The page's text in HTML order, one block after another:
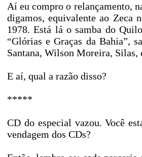
Aí eu compro o relançamento,
digamos, equivalente ao Zeca
1978. Está lá o samba do
“Glórias e Graças da Bahia”,
Santana, Wilson Moreira, Silas,
E aí, qual a razão disso?
*****
CD do especial vazou. Você
vendagem dos CDs?